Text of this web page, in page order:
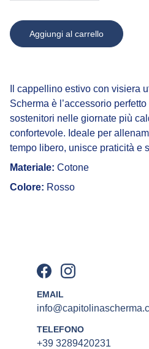
Aggiungi al carrello
Il cappellino estivo con visiera
Scherma è l’accessorio
sostenitori nelle giornate più
confortevole. Ideale per
tempo libero, unisce praticità e
Materiale: Cotone
Colore: Rosso
EMAIL
TELEFONO
+39 3289420231